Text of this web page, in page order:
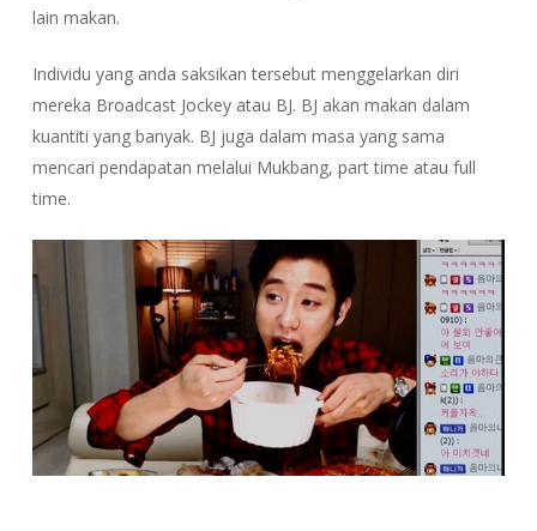
lain makan.
Individu yang anda saksikan tersebut menggelarkan diri
mereka Broadcast Jockey atau BJ. BJ akan makan dalam
kuantiti yang banyak. BJ juga dalam masa yang sama
mencari pendapatan melalui Mukbang, part time atau full
time.